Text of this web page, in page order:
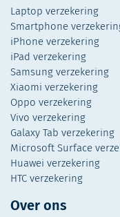
Laptop verzekering
Smartphone
iPhone verzekering
iPad verzekering
Samsung verzekering
Xiaomi verzekering
Oppo verzekering
Vivo verzekering
Galaxy Tab verzekering
Microsoft Surface
Huawei verzekering
HTC verzekering
Over ons